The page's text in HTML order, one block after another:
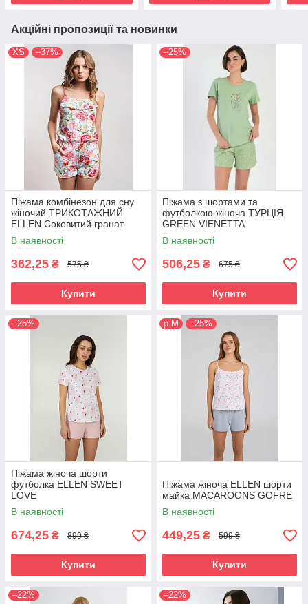
Акційні пропозиції та новинки
XS –37%
Піжама комбінезон для сну
жіночий ТРИКОТАЖНИЙ
ELLEN Соковитий гранат
214/001
В наявності
362,25 ₴ 575 ₴
Купити
–25%
Піжама з шортами та
футболкою жіноча ТУРЦІЯ
GREEN VIENETTA
В наявності
506,25 ₴ 675 ₴
Купити
–25%
Піжама жіноча шорти
футболка ELLEN SWEET
LOVE
В наявності
674,25 ₴ 899 ₴
Купити
р.М –25%
Піжама жіноча ELLEN шорти
майка MACAROONS GOFRE
В наявності
449,25 ₴ 599 ₴
Купити
–22% –22%